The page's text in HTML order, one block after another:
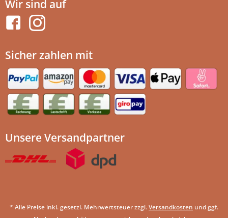
Wir sind auf
Sicher zahlen mit
Unsere Versandpartner
* Alle Preise inkl. gesetzl. Mehrwertsteuer zzgl.Versandkosten und ggf.